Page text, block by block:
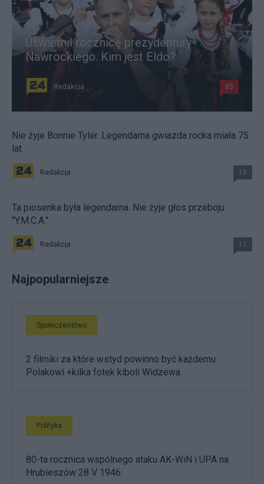
Uświetnił rocznicę prezydentury
Nawrockiego. Kim jest Eldo?
Redakcja 85
Nie żyje Bonnie Tyler. Legendarna gwiazda rocka miała 75
lat
Redakcja 15
Ta piosenka była legendarna. Nie żyje głos przeboju
"Y.M.C.A."
Redakcja 11
Najpopularniejsze
Społeczeństwo
2 filmiki za które wstyd powinno być każdemu
Polakowi +kilka fotek kiboli Widzewa
Polityka
80-ta rocznica wspólnego ataku AK-WiN i UPA na
Hrubieszów 28 V 1946